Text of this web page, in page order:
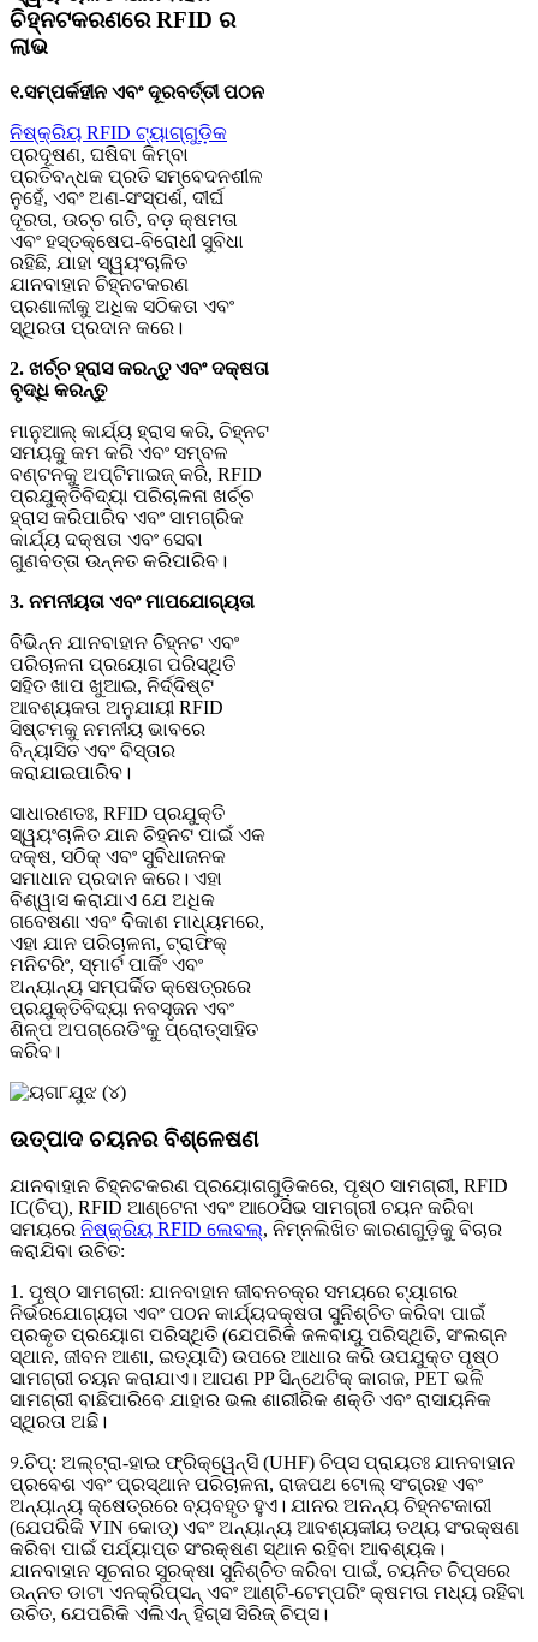
ଚିହ୍ନଟକରଣରେ RFID ର
ଲାଭ
୧.ସମ୍ପର୍କହୀନ ଏବଂ ଦୂରବର୍ତ୍ତୀ ପଠନ
ନିଷ୍କ୍ରିୟ RFID ଟ୍ୟାଗ୍‌ଗୁଡ଼ିକ
ପ୍ରଦୂଷଣ, ଘଷିବା କିମ୍ବା
ପ୍ରତିବନ୍ଧକ ପ୍ରତି ସମ୍ବେଦନଶୀଳ
ନୁହେଁ, ଏବଂ ଅଣ-ସଂସ୍ପର୍ଶ, ଦୀର୍ଘ
ଦୂରତା, ଉଚ୍ଚ ଗତି, ବଡ଼ କ୍ଷମତା
ଏବଂ ହସ୍ତକ୍ଷେପ-ବିରୋଧୀ ସୁବିଧା
ରହିଛି, ଯାହା ସ୍ୱୟଂଚାଳିତ
ଯାନବାହାନ ଚିହ୍ନଟକରଣ
ପ୍ରଣାଳୀକୁ ଅଧିକ ସଠିକତା ଏବଂ
ସ୍ଥିରତା ପ୍ରଦାନ କରେ।
2. ଖର୍ଚ୍ଚ ହ୍ରାସ କରନ୍ତୁ ଏବଂ ଦକ୍ଷତା
ବୃଦ୍ଧି କରନ୍ତୁ
ମାନୁଆଲ୍ କାର୍ଯ୍ୟ ହ୍ରାସ କରି, ଚିହ୍ନଟ
ସମୟକୁ କମ କରି ଏବଂ ସମ୍ବଳ
ବଣ୍ଟନକୁ ଅପ୍ଟିମାଇଜ୍ କରି, RFID
ପ୍ରଯୁକ୍ତିବିଦ୍ୟା ପରିଚାଳନା ଖର୍ଚ୍ଚ
ହ୍ରାସ କରିପାରିବ ଏବଂ ସାମଗ୍ରିକ
କାର୍ଯ୍ୟ ଦକ୍ଷତା ଏବଂ ସେବା
ଗୁଣବତ୍ତା ଉନ୍ନତ କରିପାରିବ।
3. ନମନୀୟତା ଏବଂ ମାପଯୋଗ୍ୟତା
ବିଭିନ୍ନ ଯାନବାହାନ ଚିହ୍ନଟ ଏବଂ
ପରିଚାଳନା ପ୍ରୟୋଗ ପରିସ୍ଥିତି
ସହିତ ଖାପ ଖୁଆଇ, ନିର୍ଦ୍ଦିଷ୍ଟ
ଆବଶ୍ୟକତା ଅନୁଯାୟୀ RFID
ସିଷ୍ଟମକୁ ନମନୀୟ ଭାବରେ
ବିନ୍ୟାସିତ ଏବଂ ବିସ୍ତାର
କରାଯାଇପାରିବ।
ସାଧାରଣତଃ, RFID ପ୍ରଯୁକ୍ତି
ସ୍ୱୟଂଚାଳିତ ଯାନ ଚିହ୍ନଟ ପାଇଁ ଏକ
ଦକ୍ଷ, ସଠିକ୍ ଏବଂ ସୁବିଧାଜନକ
ସମାଧାନ ପ୍ରଦାନ କରେ। ଏହା
ବିଶ୍ୱାସ କରାଯାଏ ଯେ ଅଧିକ
ଗବେଷଣା ଏବଂ ବିକାଶ ମାଧ୍ୟମରେ,
ଏହା ଯାନ ପରିଚାଳନା, ଟ୍ରାଫିକ୍
ମନିଟରିଂ, ସ୍ମାର୍ଟ ପାର୍କିଂ ଏବଂ
ଅନ୍ୟାନ୍ୟ ସମ୍ପର୍କିତ କ୍ଷେତ୍ରରେ
ପ୍ରଯୁକ୍ତିବିଦ୍ୟା ନବସୃଜନ ଏବଂ
ଶିଳ୍ପ ଅପଗ୍ରେଡିଂକୁ ପ୍ରୋତ୍ସାହିତ
କରିବ।
ଉତ୍ପାଦ ଚୟନର ବିଶ୍ଳେଷଣ
ଯାନବାହାନ ଚିହ୍ନଟକରଣ ପ୍ରୟୋଗଗୁଡ଼ିକରେ, ପୃଷ୍ଠ ସାମଗ୍ରୀ, RFID
IC(ଚିପ୍), RFID ଆଣ୍ଟେନା ଏବଂ ଆଠେସିଭ ସାମଗ୍ରୀ ଚୟନ କରିବା
ସମୟରେ ନିଷ୍କ୍ରିୟ RFID ଲେବଲ୍, ନିମ୍ନଲିଖିତ କାରଣଗୁଡ଼ିକୁ ବିଚାର
କରାଯିବା ଉଚିତ:
1. ପୃଷ୍ଠ ସାମଗ୍ରୀ: ଯାନବାହାନ ଜୀବନଚକ୍ର ସମୟରେ ଟ୍ୟାଗର
ନିର୍ଭରଯୋଗ୍ୟତା ଏବଂ ପଠନ କାର୍ଯ୍ୟଦକ୍ଷତା ସୁନିଶ୍ଚିତ କରିବା ପାଇଁ
ପ୍ରକୃତ ପ୍ରୟୋଗ ପରିସ୍ଥିତି (ଯେପରିକି ଜଳବାୟୁ ପରିସ୍ଥିତି, ସଂଲଗ୍ନ
ସ୍ଥାନ, ଜୀବନ ଆଶା, ଇତ୍ୟାଦି) ଉପରେ ଆଧାର କରି ଉପଯୁକ୍ତ ପୃଷ୍ଠ
ସାମଗ୍ରୀ ଚୟନ କରାଯାଏ। ଆପଣ PP ସିନ୍ଥେଟିକ୍ କାଗଜ, PET ଭଳି
ସାମଗ୍ରୀ ବାଛିପାରିବେ ଯାହାର ଭଲ ଶାରୀରିକ ଶକ୍ତି ଏବଂ ରାସାୟନିକ
ସ୍ଥିରତା ଅଛି।
୨.ଚିପ୍: ଅଲ୍ଟ୍ରା-ହାଇ ଫ୍ରିକ୍ୱେନ୍ସି (UHF) ଚିପ୍ସ ପ୍ରାୟତଃ ଯାନବାହାନ
ପ୍ରବେଶ ଏବଂ ପ୍ରସ୍ଥାନ ପରିଚାଳନା, ରାଜପଥ ଟୋଲ୍ ସଂଗ୍ରହ ଏବଂ
ଅନ୍ୟାନ୍ୟ କ୍ଷେତ୍ରରେ ବ୍ୟବହୃତ ହୁଏ। ଯାନର ଅନନ୍ୟ ଚିହ୍ନଟକାରୀ
(ଯେପରିକି VIN କୋଡ୍) ଏବଂ ଅନ୍ୟାନ୍ୟ ଆବଶ୍ୟକୀୟ ତଥ୍ୟ ସଂରକ୍ଷଣ
କରିବା ପାଇଁ ପର୍ଯ୍ୟାପ୍ତ ସଂରକ୍ଷଣ ସ୍ଥାନ ରହିବା ଆବଶ୍ୟକ।
ଯାନବାହାନ ସୂଚନାର ସୁରକ୍ଷା ସୁନିଶ୍ଚିତ କରିବା ପାଇଁ, ଚୟନିତ ଚିପ୍ସରେ
ଉନ୍ନତ ଡାଟା ଏନକ୍ରିପ୍ସନ୍ ଏବଂ ଆଣ୍ଟି-ଟେମ୍ପରିଂ କ୍ଷମତା ମଧ୍ୟ ରହିବା
ଉଚିତ, ଯେପରିକି ଏଲିଏନ୍ ହିଗ୍ସ ସିରିଜ୍ ଚିପ୍ସ।